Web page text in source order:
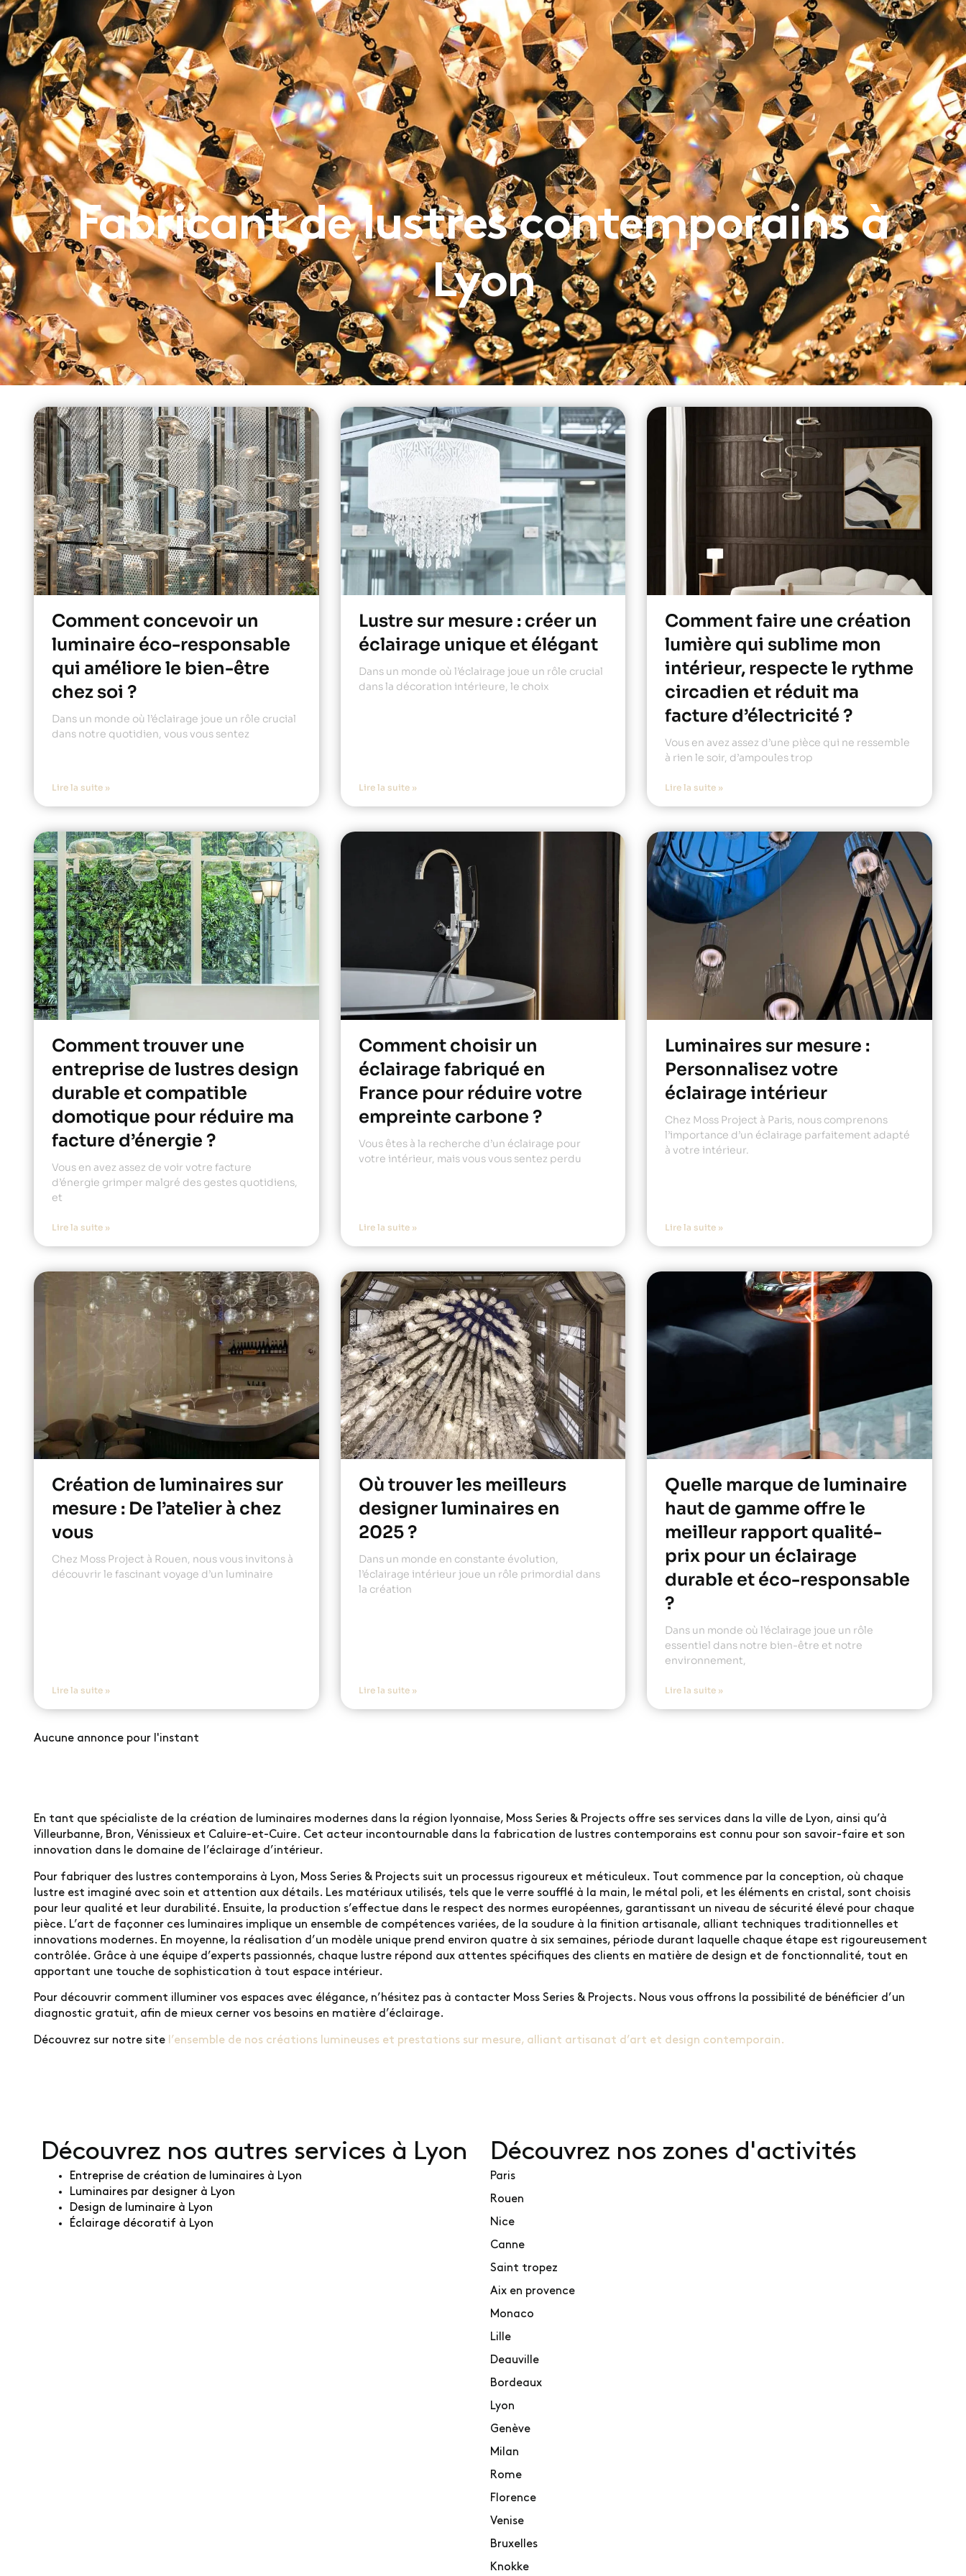
PROJETS MOSS SERIES (SHOP) NOTRE MAISON CATALOGUE PRESSE CONTACT
Fabricant de lustres contemporains à
Lyon
Comment concevoir un
luminaire éco-responsable
qui améliore le bien-être
chez soi ?
Dans un monde où l’éclairage joue un rôle crucial
dans notre quotidien, vous vous sentez
Lire la suite »
Lustre sur mesure : créer un
éclairage unique et élégant
Dans un monde où l’éclairage joue un rôle crucial
dans la décoration intérieure, le choix
Lire la suite »
Comment faire une création
lumière qui sublime mon
intérieur, respecte le rythme
circadien et réduit ma
facture d’électricité ?
Vous en avez assez d’une pièce qui ne ressemble
à rien le soir, d’ampoules trop
Lire la suite »
Comment trouver une
entreprise de lustres design
durable et compatible
domotique pour réduire ma
facture d’énergie ?
Vous en avez assez de voir votre facture
d’énergie grimper malgré des gestes quotidiens,
et
Lire la suite »
Comment choisir un
éclairage fabriqué en
France pour réduire votre
empreinte carbone ?
Vous êtes à la recherche d’un éclairage pour
votre intérieur, mais vous vous sentez perdu
Lire la suite »
Luminaires sur mesure :
Personnalisez votre
éclairage intérieur
Chez Moss Project à Paris, nous comprenons
l’importance d’un éclairage parfaitement adapté
à votre intérieur.
Lire la suite »
Création de luminaires sur
mesure : De l’atelier à chez
vous
Chez Moss Project à Rouen, nous vous invitons à
découvrir le fascinant voyage d’un luminaire
Lire la suite »
Où trouver les meilleurs
designer luminaires en
2025 ?
Dans un monde en constante évolution,
l’éclairage intérieur joue un rôle primordial dans
la création
Lire la suite »
Quelle marque de luminaire
haut de gamme offre le
meilleur rapport qualité-
prix pour un éclairage
durable et éco-responsable
?
Dans un monde où l’éclairage joue un rôle
essentiel dans notre bien-être et notre
environnement,
Lire la suite »
Aucune annonce pour l'instant
En tant que spécialiste de la création de luminaires modernes dans la région lyonnaise, Moss Series & Projects offre ses services dans la ville de Lyon, ainsi qu’à
Villeurbanne, Bron, Vénissieux et Caluire-et-Cuire. Cet acteur incontournable dans la fabrication de lustres contemporains est connu pour son savoir-faire et son
innovation dans le domaine de l’éclairage d’intérieur.
Pour fabriquer des lustres contemporains à Lyon, Moss Series & Projects suit un processus rigoureux et méticuleux. Tout commence par la conception, où chaque
lustre est imaginé avec soin et attention aux détails. Les matériaux utilisés, tels que le verre soufflé à la main, le métal poli, et les éléments en cristal, sont choisis
pour leur qualité et leur durabilité. Ensuite, la production s’effectue dans le respect des normes européennes, garantissant un niveau de sécurité élevé pour chaque
pièce. L’art de façonner ces luminaires implique un ensemble de compétences variées, de la soudure à la finition artisanale, alliant techniques traditionnelles et
innovations modernes. En moyenne, la réalisation d’un modèle unique prend environ quatre à six semaines, période durant laquelle chaque étape est rigoureusement
contrôlée. Grâce à une équipe d’experts passionnés, chaque lustre répond aux attentes spécifiques des clients en matière de design et de fonctionnalité, tout en
apportant une touche de sophistication à tout espace intérieur.
Pour découvrir comment illuminer vos espaces avec élégance, n’hésitez pas à contacter Moss Series & Projects. Nous vous offrons la possibilité de bénéficier d’un
diagnostic gratuit, afin de mieux cerner vos besoins en matière d’éclairage.
Découvrez sur notre site l’ensemble de nos créations lumineuses et prestations sur mesure, alliant artisanat d’art et design contemporain.
Découvrez nos autres services à Lyon
Entreprise de création de luminaires à Lyon
Luminaires par designer à Lyon
Design de luminaire à Lyon
Éclairage décoratif à Lyon
Découvrez nos zones d'activités
Paris
Rouen
Nice
Canne
Saint tropez
Aix en provence
Monaco
Lille
Deauville
Bordeaux
Lyon
Genève
Milan
Rome
Florence
Venise
Bruxelles
Knokke